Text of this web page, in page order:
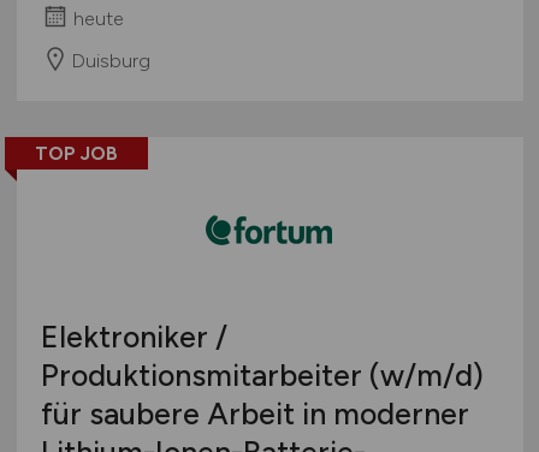
heute
Duisburg
TOP JOB
Elektroniker /
Produktionsmitarbeiter (w/m/d)
für saubere Arbeit in moderner